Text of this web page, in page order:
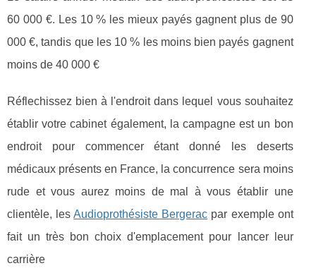
60 000 €. Les 10 % les mieux payés gagnent plus de 90
000 €, tandis que les 10 % les moins bien payés gagnent
moins de 40 000 €
Réflechissez bien à l'endroit dans lequel vous souhaitez
établir votre cabinet également, la campagne est un bon
endroit pour commencer étant donné les deserts
médicaux présents en France, la concurrence sera moins
rude et vous aurez moins de mal à vous établir une
clientèle, lesAudioprothésiste Bergerac par exemple ont
fait un très bon choix d'emplacement pour lancer leur
carrière